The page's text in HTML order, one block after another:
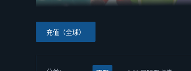
充值（全球）